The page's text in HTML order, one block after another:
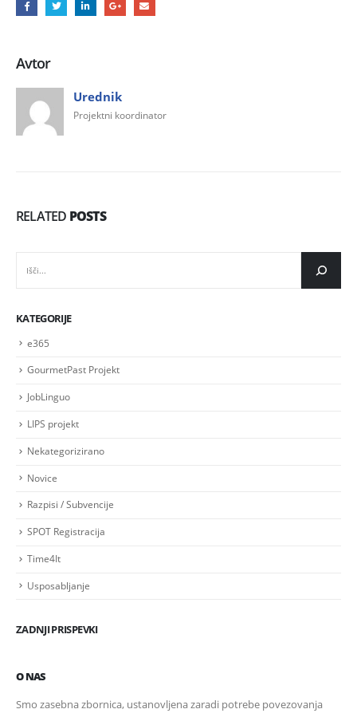
Avtor
Urednik
Projektni koordinator
RELATED POSTS
KATEGORIJE
e365
GourmetPast Projekt
JobLinguo
LIPS projekt
Nekategorizirano
Novice
Razpisi / Subvencije
SPOT Registracija
Time4It
Usposabljanje
ZADNJI PRISPEVKI
O NAS
Smo zasebna zbornica, ustanovljena zaradi potrebe povezovanja